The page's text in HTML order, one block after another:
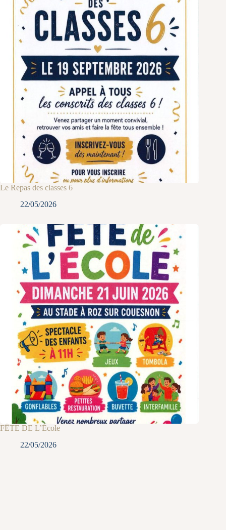
Le Repas des classes 6
22/05/2026
FÊTE DE L’École
22/05/2026